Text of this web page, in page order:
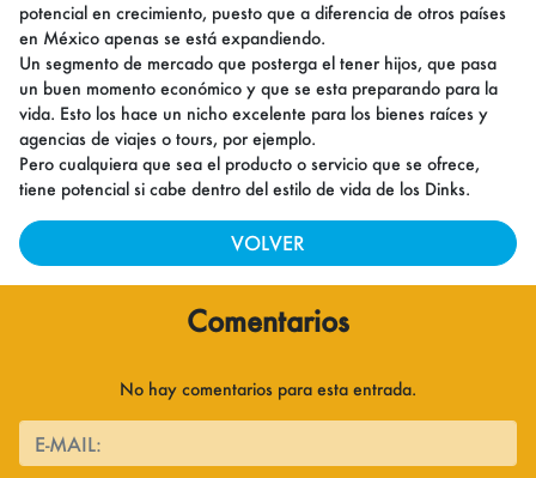
potencial en crecimiento, puesto que a diferencia de otros países
en México apenas se está expandiendo.
Un segmento de mercado que posterga el tener hijos, que pasa
un buen momento económico y que se esta preparando para la
vida. Esto los hace un nicho excelente para los bienes raíces y
agencias de viajes o tours, por ejemplo.
Pero cualquiera que sea el producto o servicio que se ofrece,
tiene potencial si cabe dentro del estilo de vida de los Dinks.
VOLVER
Comentarios
No hay comentarios para esta entrada.